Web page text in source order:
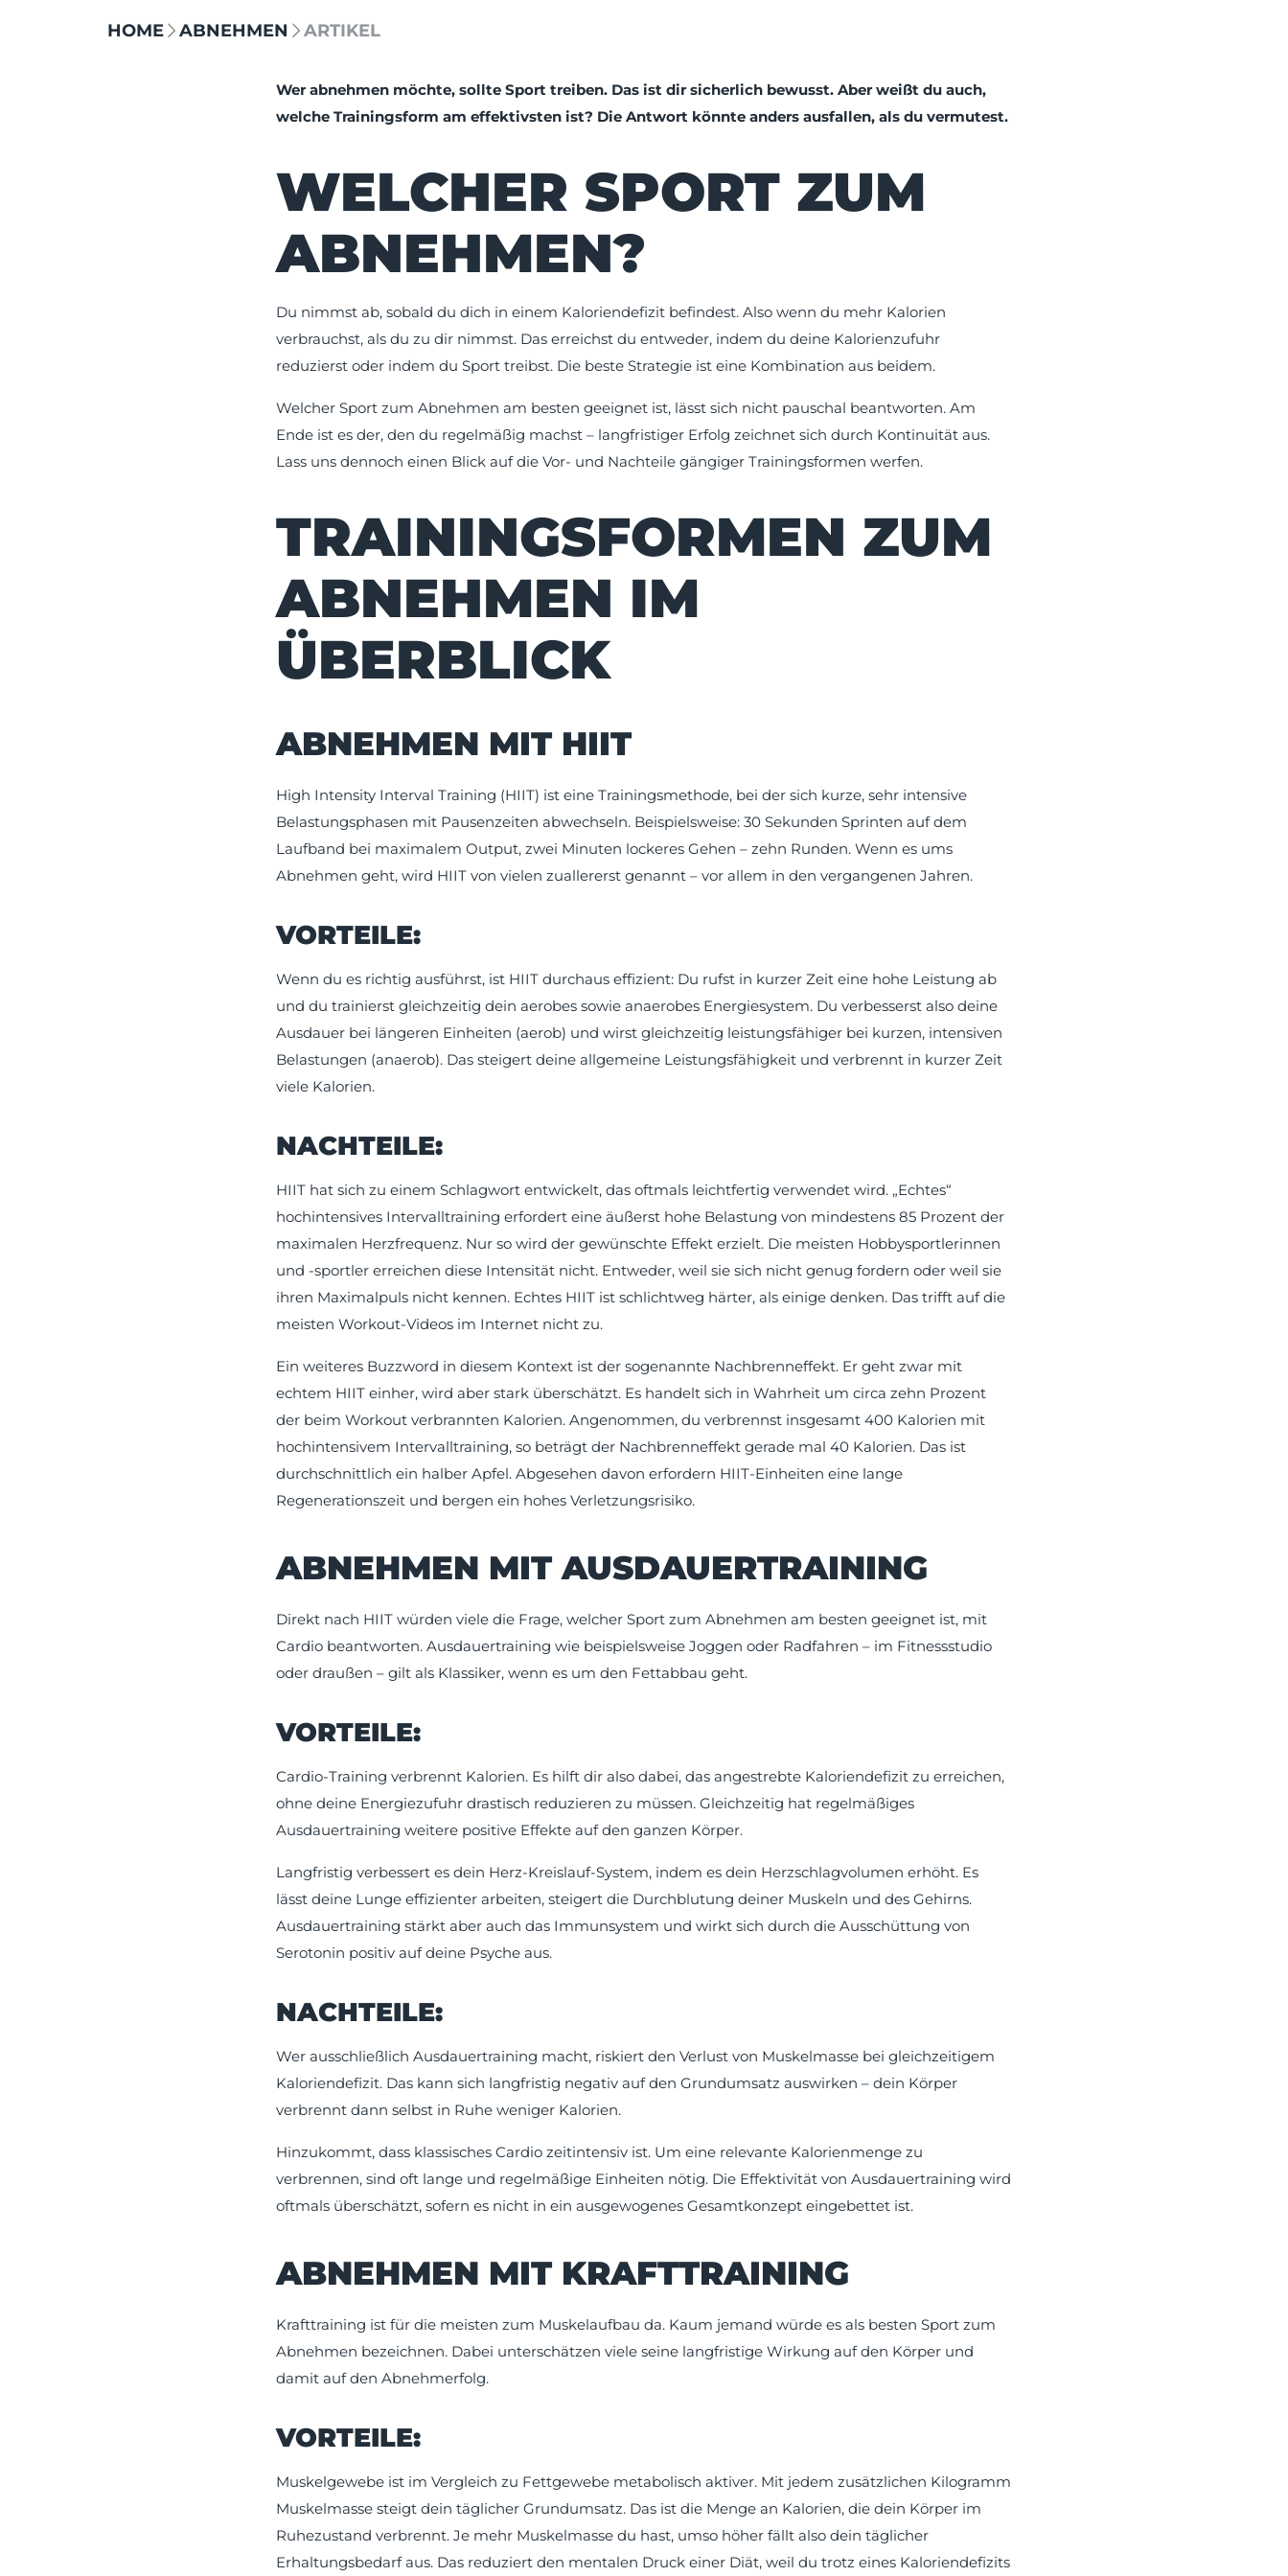
HOME ABNEHMEN ARTIKEL
Wer abnehmen möchte, sollte Sport treiben. Das ist dir sicherlich bewusst. Aber weißt du auch,
welche Trainingsform am effektivsten ist? Die Antwort könnte anders ausfallen, als du vermutest.
WELCHER SPORT ZUM
ABNEHMEN?
Du nimmst ab, sobald du dich in einem Kaloriendefizit befindest. Also wenn du mehr Kalorien
verbrauchst, als du zu dir nimmst. Das erreichst du entweder, indem du deine Kalorienzufuhr
reduzierst oder indem du Sport treibst. Die beste Strategie ist eine Kombination aus beidem.
Welcher Sport zum Abnehmen am besten geeignet ist, lässt sich nicht pauschal beantworten. Am
Ende ist es der, den du regelmäßig machst – langfristiger Erfolg zeichnet sich durch Kontinuität aus.
Lass uns dennoch einen Blick auf die Vor- und Nachteile gängiger Trainingsformen werfen.
TRAININGSFORMEN ZUM
ABNEHMEN IM
ÜBERBLICK
ABNEHMEN MIT HIIT
High Intensity Interval Training (HIIT) ist eine Trainingsmethode, bei der sich kurze, sehr intensive
Belastungsphasen mit Pausenzeiten abwechseln. Beispielsweise: 30 Sekunden Sprinten auf dem
Laufband bei maximalem Output, zwei Minuten lockeres Gehen – zehn Runden. Wenn es ums
Abnehmen geht, wird HIIT von vielen zuallererst genannt – vor allem in den vergangenen Jahren.
VORTEILE:
Wenn du es richtig ausführst, ist HIIT durchaus effizient: Du rufst in kurzer Zeit eine hohe Leistung ab
und du trainierst gleichzeitig dein aerobes sowie anaerobes Energiesystem. Du verbesserst also deine
Ausdauer bei längeren Einheiten (aerob) und wirst gleichzeitig leistungsfähiger bei kurzen, intensiven
Belastungen (anaerob). Das steigert deine allgemeine Leistungsfähigkeit und verbrennt in kurzer Zeit
viele Kalorien.
NACHTEILE:
HIIT hat sich zu einem Schlagwort entwickelt, das oftmals leichtfertig verwendet wird. „Echtes“
hochintensives Intervalltraining erfordert eine äußerst hohe Belastung von mindestens 85 Prozent der
maximalen Herzfrequenz. Nur so wird der gewünschte Effekt erzielt. Die meisten Hobbysportlerinnen
und -sportler erreichen diese Intensität nicht. Entweder, weil sie sich nicht genug fordern oder weil sie
ihren Maximalpuls nicht kennen. Echtes HIIT ist schlichtweg härter, als einige denken. Das trifft auf die
meisten Workout-Videos im Internet nicht zu.
Ein weiteres Buzzword in diesem Kontext ist der sogenannte Nachbrenneffekt. Er geht zwar mit
echtem HIIT einher, wird aber stark überschätzt. Es handelt sich in Wahrheit um circa zehn Prozent
der beim Workout verbrannten Kalorien. Angenommen, du verbrennst insgesamt 400 Kalorien mit
hochintensivem Intervalltraining, so beträgt der Nachbrenneffekt gerade mal 40 Kalorien. Das ist
durchschnittlich ein halber Apfel. Abgesehen davon erfordern HIIT-Einheiten eine lange
Regenerationszeit und bergen ein hohes Verletzungsrisiko.
ABNEHMEN MIT AUSDAUERTRAINING
Direkt nach HIIT würden viele die Frage, welcher Sport zum Abnehmen am besten geeignet ist, mit
Cardio beantworten. Ausdauertraining wie beispielsweise Joggen oder Radfahren – im Fitnessstudio
oder draußen – gilt als Klassiker, wenn es um den Fettabbau geht.
VORTEILE:
Cardio-Training verbrennt Kalorien. Es hilft dir also dabei, das angestrebte Kaloriendefizit zu erreichen,
ohne deine Energiezufuhr drastisch reduzieren zu müssen. Gleichzeitig hat regelmäßiges
Ausdauertraining weitere positive Effekte auf den ganzen Körper.
Langfristig verbessert es dein Herz-Kreislauf-System, indem es dein Herzschlagvolumen erhöht. Es
lässt deine Lunge effizienter arbeiten, steigert die Durchblutung deiner Muskeln und des Gehirns.
Ausdauertraining stärkt aber auch das Immunsystem und wirkt sich durch die Ausschüttung von
Serotonin positiv auf deine Psyche aus.
NACHTEILE:
Wer ausschließlich Ausdauertraining macht, riskiert den Verlust von Muskelmasse bei gleichzeitigem
Kaloriendefizit. Das kann sich langfristig negativ auf den Grundumsatz auswirken – dein Körper
verbrennt dann selbst in Ruhe weniger Kalorien.
Hinzukommt, dass klassisches Cardio zeitintensiv ist. Um eine relevante Kalorienmenge zu
verbrennen, sind oft lange und regelmäßige Einheiten nötig. Die Effektivität von Ausdauertraining wird
oftmals überschätzt, sofern es nicht in ein ausgewogenes Gesamtkonzept eingebettet ist.
ABNEHMEN MIT KRAFTTRAINING
Krafttraining ist für die meisten zum Muskelaufbau da. Kaum jemand würde es als besten Sport zum
Abnehmen bezeichnen. Dabei unterschätzen viele seine langfristige Wirkung auf den Körper und
damit auf den Abnehmerfolg.
VORTEILE:
Muskelgewebe ist im Vergleich zu Fettgewebe metabolisch aktiver. Mit jedem zusätzlichen Kilogramm
Muskelmasse steigt dein täglicher Grundumsatz. Das ist die Menge an Kalorien, die dein Körper im
Ruhezustand verbrennt. Je mehr Muskelmasse du hast, umso höher fällt also dein täglicher
Erhaltungsbedarf aus. Das reduziert den mentalen Druck einer Diät, weil du trotz eines Kaloriendefizits